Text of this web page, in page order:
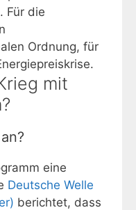
Für die
Ordnung, für
mit
eine
Deutsche Welle
berichtet, dass